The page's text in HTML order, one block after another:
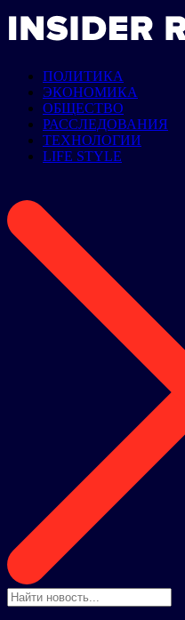
ПОЛИТИКА
ЭКОНОМИКА
ОБЩЕСТВО
РАССЛЕДОВАНИЯ
ТЕХНОЛОГИИ
LIFE STYLE